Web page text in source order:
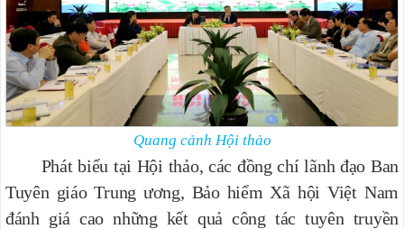
Quang cảnh Hội thảo
Phát biểu tại Hội thảo, các đồng chí lãnh đạo Ban
Tuyên giáo Trung ương, Bảo hiểm Xã hội Việt Nam
đánh giá cao những kết quả công tác tuyên truyền